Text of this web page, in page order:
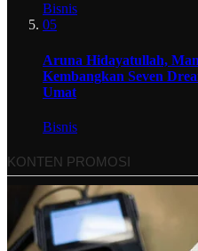
Bisnis
05
Aruna Hidayatullah,
Kembangkan Seven
Umat
Bisnis